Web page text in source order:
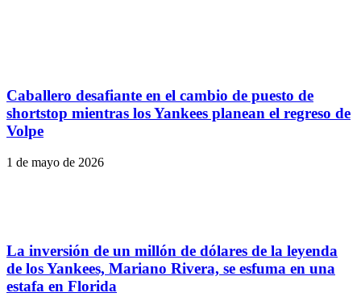
Caballero desafiante en el cambio de puesto de
shortstop mientras los Yankees planean el regreso de
Volpe
1 de mayo de 2026
La inversión de un millón de dólares de la leyenda
de los Yankees, Mariano Rivera, se esfuma en una
estafa en Florida